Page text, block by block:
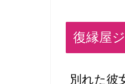
復縁屋
別れた彼